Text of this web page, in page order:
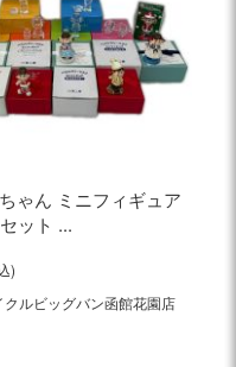
ゃん ミニフィギュア
ット ...
ルビッグバン函館花園店